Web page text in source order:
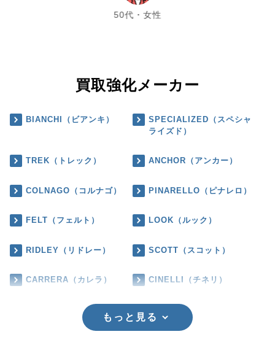
50代・女性
買取強化メーカー
BIANCHI（ビアンキ）
SPECIALIZED（スペシャ
ライズド）
TREK（トレック） ANCHOR（アンカー）
COLNAGO（コルナゴ） PINARELLO（ピナレロ）
FELT（フェルト） LOOK（ルック）
RIDLEY（リドレー） SCOTT（スコット）
CARRERA（カレラ） CINELLI（チネリ）
もっと見る